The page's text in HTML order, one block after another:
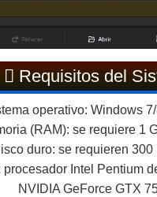
Requisitos del
operativo: Windows
(RAM): se requiere 1
duro: se requieren
procesador Intel Pentium
NVIDIA GeForce GTX